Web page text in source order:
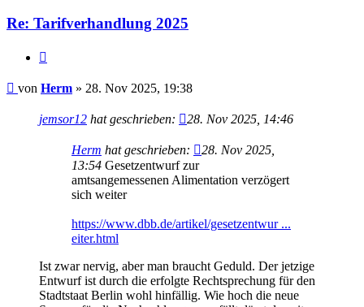
Re: Tarifverhandlung 2025
Beitrag
von Herm » 28. Nov 2025, 19:38
jemsor12 hat geschrieben: 28. Nov 2025, 14:46
Herm hat geschrieben:
28. Nov 2025,
13:54 Gesetzentwurf zur
amtsangemessenen Alimentation verzögert
sich weiter
https://www.dbb.de/artikel/gesetzentwur ...
eiter.html
Ist zwar nervig, aber man braucht Geduld. Der jetzige
Entwurf ist durch die erfolgte Rechtsprechung für den
Stadtstaat Berlin wohl hinfällig. Wie hoch die neue